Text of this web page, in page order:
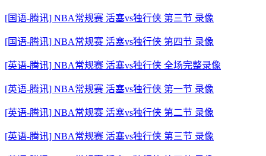
[国语-腾讯] NBA常规赛 活塞vs独行侠 第三节 录像
[国语-腾讯] NBA常规赛 活塞vs独行侠 第四节 录像
[英语-腾讯] NBA常规赛 活塞vs独行侠 全场完整录像
[英语-腾讯] NBA常规赛 活塞vs独行侠 第一节 录像
[英语-腾讯] NBA常规赛 活塞vs独行侠 第二节 录像
[英语-腾讯] NBA常规赛 活塞vs独行侠 第三节 录像